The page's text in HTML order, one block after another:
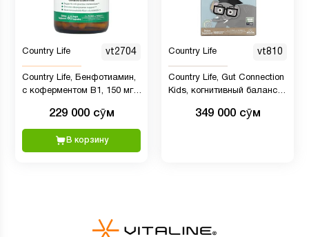
Country Life vt2704
Country Life, Бенфотиамин,
с коферментом B1, 150 мг,
229 000 сӯм
В корзину
Country Life vt810
Country Life, Gut Connection
Kids, когнитивный баланс,
жевательных таблеток
349 000 сӯм